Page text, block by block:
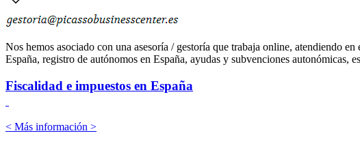
Nos hemos asociado con una asesoría / gestoría que trabaja online, atendiendo
España, registro de autónomos en España, ayudas y subvenciones autonómicas,
Fiscalidad e impuestos en España
< Más información >